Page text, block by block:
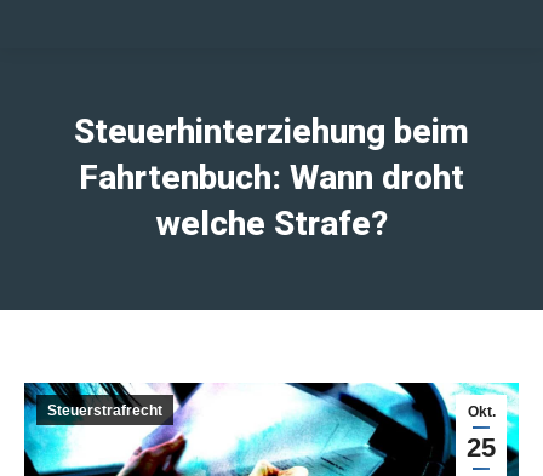
Steuerhinterziehung beim
Fahrtenbuch: Wann droht
welche Strafe?
Okt.
25
Steuerstrafrecht